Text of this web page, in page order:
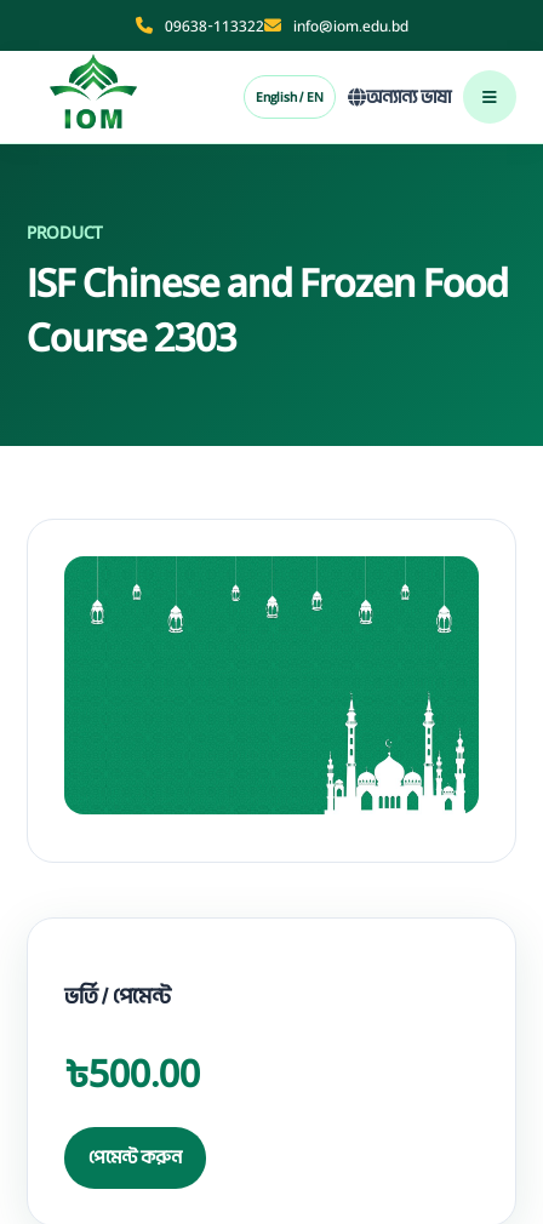
09638-113322 info@iom.edu.bd
English / EN অন্যান্য ভাষা
PRODUCT
ISF Chinese and Frozen Food
Course 2303
ভর্তি / পেমেন্ট
৳500.00
পেমেন্ট করুন